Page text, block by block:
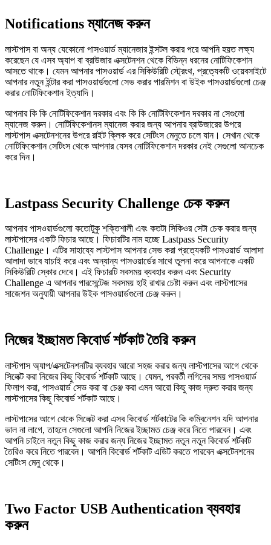
Notifications ম্যানেজ করুন
লাস্টপাস বা অন্য যেকোনো পাসওয়ার্ড ম্যানেজার ইন্সটল করার পরে আপনি হয়ত লক্ষ্য
করেছেন যে এসব অ্যাপ বা ব্রাউজার এক্সটেনশন থেকে বিভিন্ন ধরনের নোটিফিকেশান
আসতে থাকে। যেমন আপনার পাসওয়ার্ড এর সিকিউরিটি স্ট্রেংথ, প্রত্যেকটি ওয়েবসাইটে
আপনার নতুন ইন্টার করা পাসওয়ার্ডগুলো সেভ করার পারমিশন বা উইক পাসওয়ার্ডগুলো চেঞ্জ
করার নোটিফিকেশান ইত্যাদি।
আপনার কি কি নোটিফিকেশান দরকার এবং কি কি নোটিফিকেশান দরকার না সেগুলো
ম্যানেজ করুন। নোটিফিকেশানস ম্যানেজ করার জন্য আপনার ব্রাউজারের উপরে
লাস্টপাস এক্সটেনশনের উপরে রাইট ক্লিক করে সেটিংস মেনুতে চলে যান। সেখান থেকে
নোটিফিকেশান সেটিংস থেকে আপনার যেসব নোটিফিকেশান দরকার নেই সেগুলো আনচেক
করে দিন।
Lastpass Security Challenge চেক করুন
আপনার পাসওয়ার্ডগুলো কতোটুকু শক্তিশালী এবং কতটা সিকিওর সেটা চেক করার জন্য
লাস্টপাসের একটি ফিচার আছে। ফিচারটির নাম হচ্ছে Lastpass Security
Challenge। এটির সাহায্যে লাস্টপাস আপনার সেভ করা প্রত্যেকটি পাসওয়ার্ড আলাদা
আলাদা ভাবে যাচাই করে এবং অন্যান্য পাসওয়ার্ডের সাথে তুলনা করে আপনাকে একটি
সিকিউরিটি স্কোর দেবে। এই ফিচারটি সবসময় ব্যবহার করুন এবং Security
Challenge এ আপনার পারসেন্টেজ সবসময় হাই রাখার চেষ্টা করুন এবং লাস্টপাসের
সাজেশন অনুযায়ী আপনার উইক পাসওয়ার্ডগুলো চেঞ্জ করুন।
নিজের ইচ্ছামত কিবোর্ড শর্টকাট তৈরি করুন
লাস্টপাস অ্যাপ/এক্সটেনশনটির ব্যবহার আরো সহজ করার জন্য লাস্টপাসের আগে থেকে
সিলেক্ট করা নিজের কিছু কিবোর্ড শর্টকাট আছে। যেমন, পরবর্তী লগিনের সময় পাসওয়ার্ড
ফিলাপ করা, পাসওয়ার্ড সেভ করা বা চেঞ্জ করা এমন আরো কিছু কাজ দ্রুত করার জন্য
লাস্টপাসের কিছু কিবোর্ড শর্টকাট আছে।
লাস্টপাসের আগে থেকে সিলেক্ট করা এসব কিবোর্ড শর্টকাটের কি কম্বিনেশন যদি আপনার
ভাল না লাগে, তাহলে সেগুলো আপনি নিজের ইচ্ছামত চেঞ্জ করে নিতে পারবেন। এবং
আপনি চাইলে নতুন কিছু কাজ করার জন্য নিজের ইচ্ছামত নতুন নতুন কিবোর্ড শর্টকাট
তৈরিও করে নিতে পারবেন। আপনি কিবোর্ড শর্টকাট এডিট করতে পারবেন এক্সটেনশনের
সেটিংস মেনু থেকে।
Two Factor USB Authentication ব্যবহার
করুন